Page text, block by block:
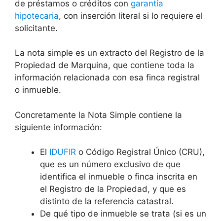
de préstamos o créditos con garantía
hipotecaria, con inserción literal si lo requiere el
solicitante.
La nota simple es un extracto del Registro de la
Propiedad de Marquina, que contiene toda la
información relacionada con esa finca registral
o inmueble.
Concretamente la Nota Simple contiene la
siguiente información:
El IDUFIR o Código Registral Único (CRU),
que es un número exclusivo de que
identifica el inmueble o finca inscrita en
el Registro de la Propiedad, y que es
distinto de la referencia catastral.
De qué tipo de inmueble se trata (si es un